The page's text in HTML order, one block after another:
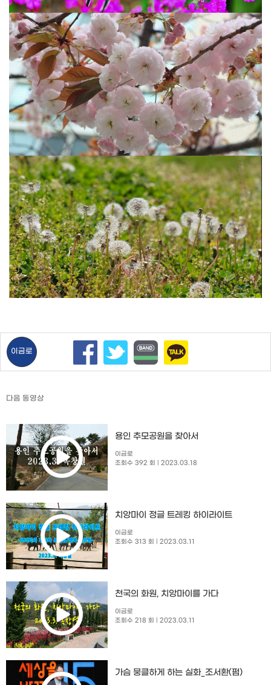
이금로
다음 동영상
용인 추모공원을 찾아서
이금로
조회수 392 회
| 2023.03.18
치앙마이 정글 트레킹 하이라이트
이금로
조회수 313 회
| 2023.03.11
천국의 화원, 치앙마이를 가다
이금로
조회수 218 회
| 2023.03.11
가슴 뭉클하게 하는 실화_조서환(펌)